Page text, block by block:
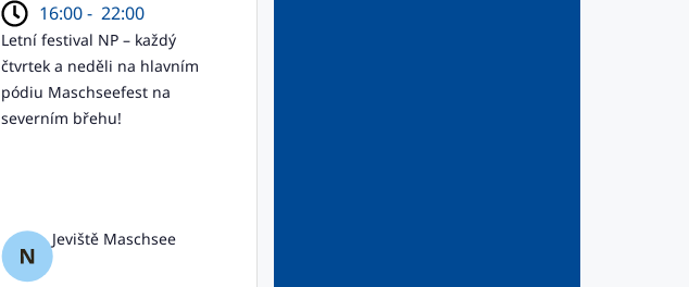
16:00 - 22:00
Letní festival NP – každý
čtvrtek a neděli na hlavním
pódiu Maschseefest na
severním břehu!
Jeviště Maschsee